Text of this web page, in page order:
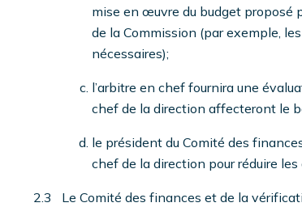
mise en œuvre du budget proposé
de la Commission (par exemple,
nécessaires);
l’arbitre en chef fournira une
chef de la direction affecteront le
le président du Comité des
chef de la direction pour réduire les
2.3 Le Comité des finances et de la